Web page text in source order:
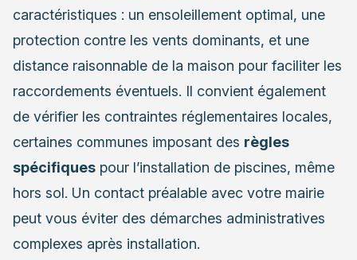
caractéristiques : un ensoleillement optimal, une
protection contre les vents dominants, et une
distance raisonnable de la maison pour faciliter les
raccordements éventuels. Il convient également
de vérifier les contraintes réglementaires locales,
certaines communes imposant des règles
spécifiques pour l’installation de piscines, même
hors sol. Un contact préalable avec votre mairie
peut vous éviter des démarches administratives
complexes après installation.